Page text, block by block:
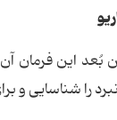
بُعد این فرمان
را شناسایی و